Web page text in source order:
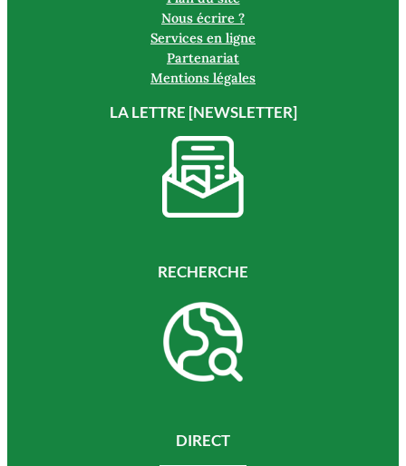
Nous écrire ?
Services en ligne
Partenariat
Mentions légales
LA LETTRE [NEWSLETTER]
RECHERCHE
DIRECT